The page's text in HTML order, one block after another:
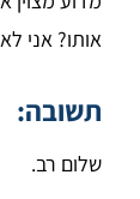
אותו? אני
תשובה:
שלום רב.